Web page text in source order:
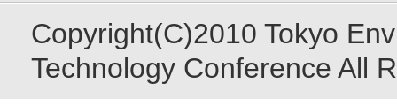
Copyright(C)2010 Tokyo
Technology Conference All